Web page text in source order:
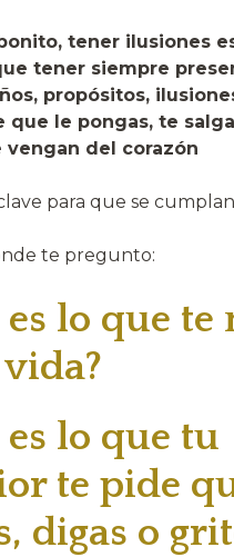
tener ilusiones
tener siempre
propósitos,
que le pongas, te
vengan del corazón
clave para que se
te pregunto:
es lo que te
es lo que tu
te pide
digas o